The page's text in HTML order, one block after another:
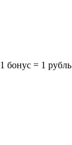
1 бонус = 1 рубль